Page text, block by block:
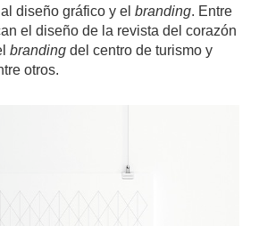
diseño gráfico y elbranding. Entre
el diseño de la revista del corazón
branding del centro de turismo y
otros.